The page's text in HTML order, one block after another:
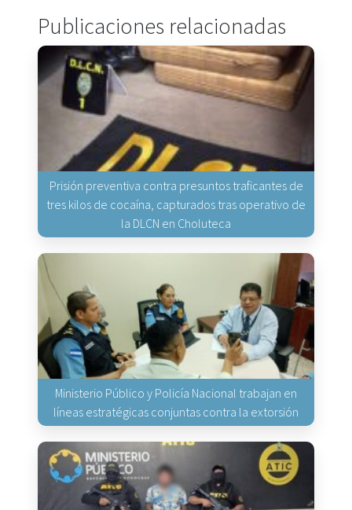
Publicaciones relacionadas
Prisión preventiva contra presuntos traficantes de
tres kilos de cocaína, capturados tras operativo de
la DLCN en Choluteca
Ministerio Público y Policía Nacional trabajan en
líneas estratégicas conjuntas contra la extorsión